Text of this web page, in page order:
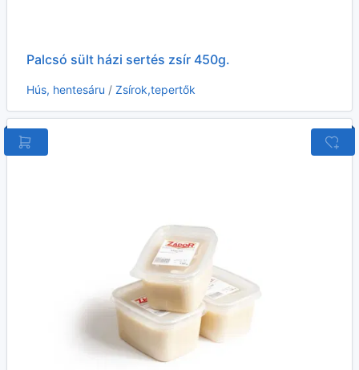
Palcsó sült házi sertés zsír 450g.
Hús, hentesáru / Zsírok,tepertők